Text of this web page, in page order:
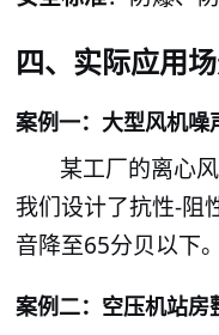
四、 实际应用
案例一：大型风机噪
某工厂的离心
我们设计了抗性-阻
音降至65分贝以下。
案例二：空压机站房